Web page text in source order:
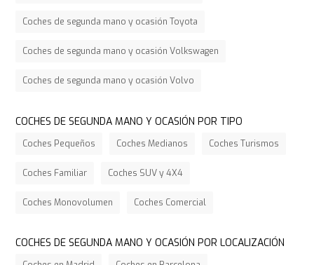
Coches de segunda mano y ocasión Toyota
Coches de segunda mano y ocasión Volkswagen
Coches de segunda mano y ocasión Volvo
COCHES DE SEGUNDA MANO Y OCASIÓN POR TIPO
Coches Pequeños Coches Medianos Coches Turismos
Coches Familiar Coches SUV y 4X4
Coches Monovolumen Coches Comercial
COCHES DE SEGUNDA MANO Y OCASIÓN POR LOCALIZACIÓN